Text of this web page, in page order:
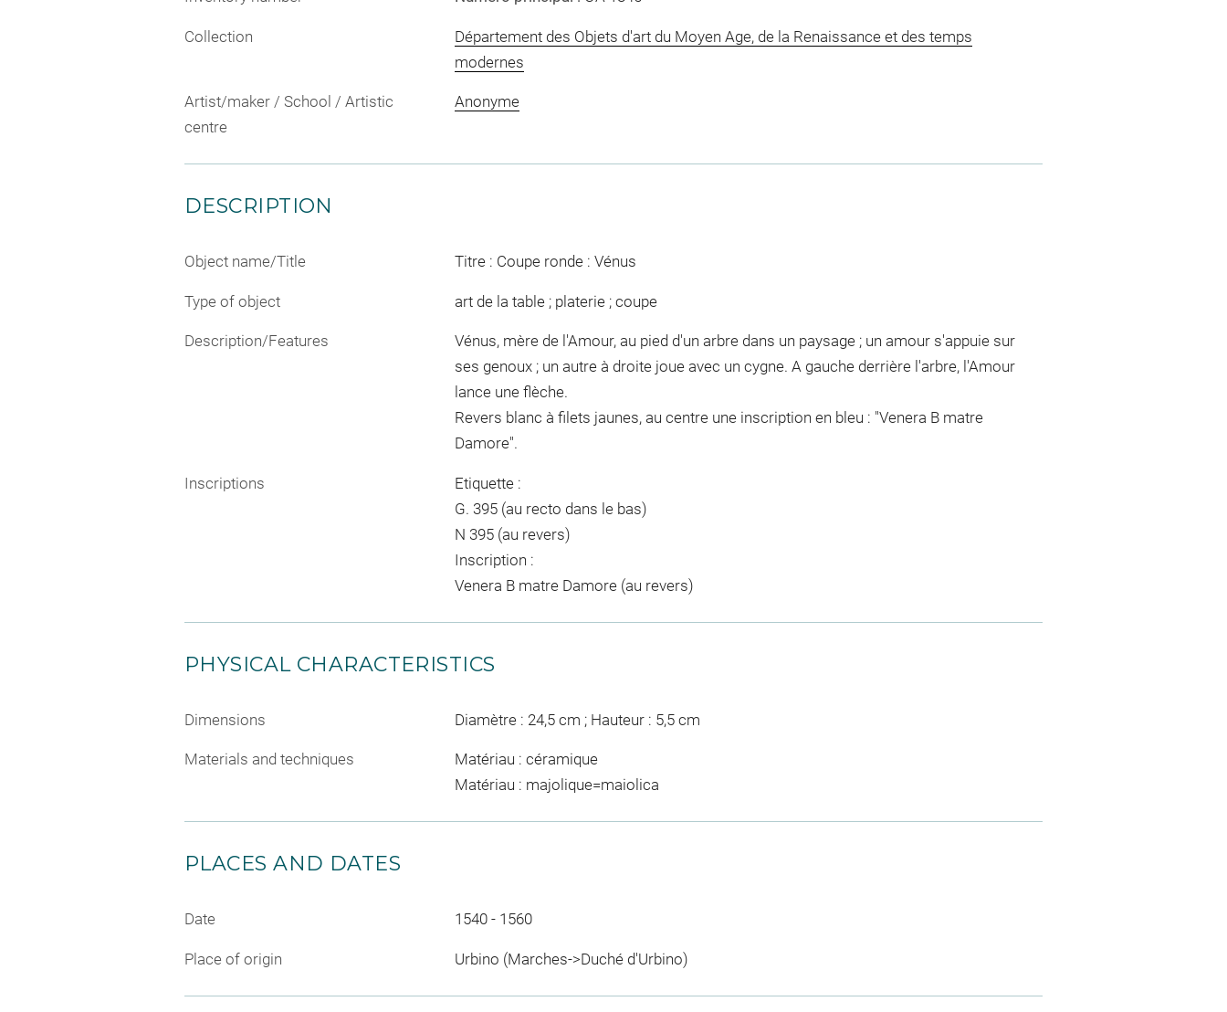
Collection
Département des Objets d'art du Moyen Age, de la Renaissance et des temps
modernes
Artist/maker / School / Artistic
centre
Anonyme
DESCRIPTION
Object name/Title Titre : Coupe ronde : Vénus
Type of object art de la table ; platerie ; coupe
Description/Features
Vénus, mère de l'Amour, au pied d'un arbre dans un paysage ; un amour s'appuie sur
ses genoux ; un autre à droite joue avec un cygne. A gauche derrière l'arbre, l'Amour
lance une flèche.
Revers blanc à filets jaunes, au centre une inscription en bleu : "Venera B matre
Damore".
Inscriptions
Etiquette :
G. 395 (au recto dans le bas)
N 395 (au revers)
Inscription :
Venera B matre Damore (au revers)
PHYSICAL CHARACTERISTICS
Dimensions Diamètre : 24,5 cm ; Hauteur : 5,5 cm
Materials and techniques
Matériau : céramique
Matériau : majolique=maiolica
PLACES AND DATES
Date 1540 - 1560
Place of origin Urbino (Marches->Duché d'Urbino)